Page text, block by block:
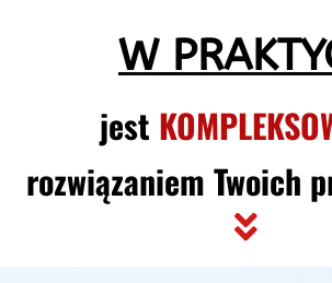
W
jest
rozwiązaniem Twoich